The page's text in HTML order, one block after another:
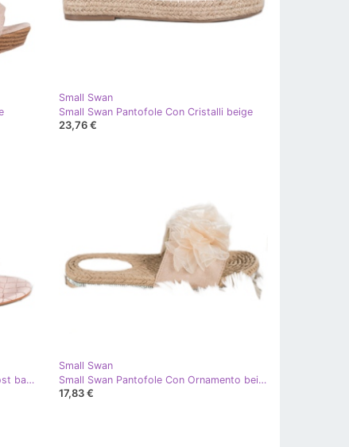
Small Swan
Small Swan Pantofole Con Cristalli beige
23,76 €
Small Swan Sandali comodi su un post basso beige
Small Swan
Small Swan Pantofole Con Ornamento beige
17,83 €